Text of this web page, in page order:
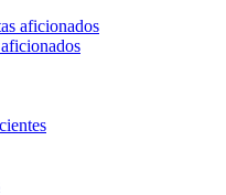
aficionados